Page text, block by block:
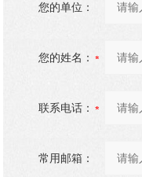
您的单位：
您的姓名：
联系电话：
常用邮箱：